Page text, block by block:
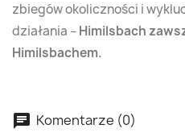
zbiegów okoliczności i
działania –Himilsbach
Himilsbachem.
Komentarze (0)